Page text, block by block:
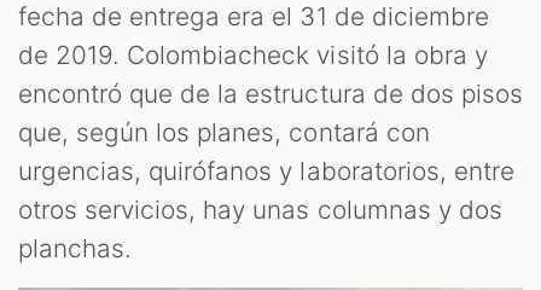
fecha de entrega era el 31 de diciembre
de 2019. Colombiacheck visitó la obra y
encontró que de la estructura de dos pisos
que, según los planes, contará con
urgencias, quirófanos y laboratorios, entre
otros servicios, hay unas columnas y dos
planchas.